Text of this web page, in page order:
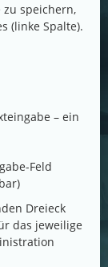
zu speichern,
(linke Spalte).
– ein
Feld
Dreieck
das jeweilige